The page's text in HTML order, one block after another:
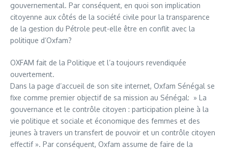
gouvernemental. Par conséquent, en quoi son implication
citoyenne aux côtés de la société civile pour la transparence
de la gestion du Pétrole peut-elle être en conflit avec la
politique d’Oxfam?
OXFAM fait de la Politique et l’a toujours revendiquée
ouvertement.
Dans la page d’accueil de son site internet, Oxfam Sénégal se
fixe comme premier objectif de sa mission au Sénégal: » La
gouvernance et le contrôle citoyen : participation pleine à la
vie politique et sociale et économique des femmes et des
jeunes à travers un transfert de pouvoir et un contrôle citoyen
effectif ». Par conséquent, Oxfam assume de faire de la